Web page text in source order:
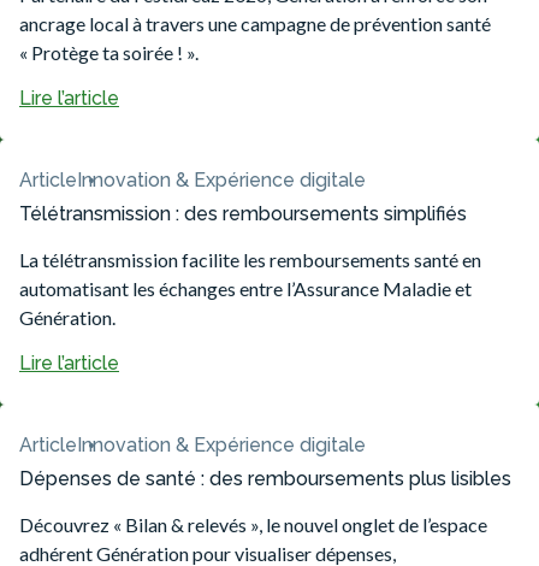
ancrage local à travers une campagne de prévention santé
« Protège ta soirée ! ».
Lire l’article
ArticleInnovation & Expérience digitale
Télétransmission : des remboursements simplifiés
La télétransmission facilite les remboursements santé en
automatisant les échanges entre l’Assurance Maladie et
Génération.
Lire l’article
ArticleInnovation & Expérience digitale
Dépenses de santé : des remboursements plus lisibles
Découvrez « Bilan & relevés », le nouvel onglet de l’espace
adhérent Génération pour visualiser dépenses,